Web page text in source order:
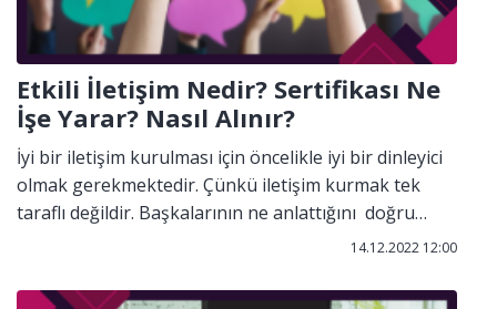
Etkili İletişim Nedir? Sertifikası Ne
İşe Yarar? Nasıl Alınır?
İyi bir iletişim kurulması için öncelikle iyi bir dinleyici
olmak gerekmektedir. Çünkü iletişim kurmak tek
taraflı değildir. Başkalarının ne anlattığını doğru
anlamak doğru cevap verebilmeyi sağlayacaktır.
tarafa güven duygusunu aktarmak ve seni
14.12.2022 12:00